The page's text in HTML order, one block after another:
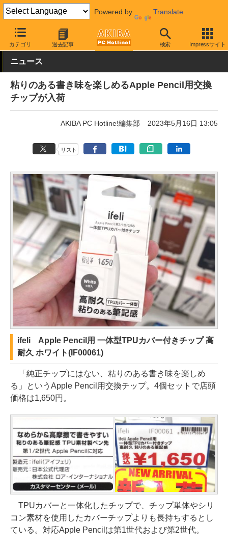
Powered by Translate
カテゴリ 過去記事 検索 Impressサイト
AKIBA PC Hotline! モバイル スマホアクセサリ スタイラス
ニュース
粘りのある書き味を楽しめるApple Pencil用交換
チップが入荷
AKIBA PC Hotline!編集部 2023年5月16日 13:05
リスト
ifeli Apple Pencil用 一体型TPUカバー付きチップ 高
耐久 ホワイト(IF00061)
「純正チップにはない、粘りのある書き味を楽しめ
る」というApple Pencil用交換チップ。4個セットで店頭
価格は1,650円。
TPUカバーと一体化したチップで、チップ単体やシリ
コン素材を使用したカバーチップよりも長持ちするとし
ている。対応Apple Pencilは第1世代および第2世代。